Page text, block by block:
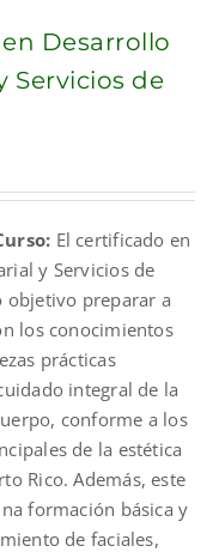
Desarrollo
Servicios de
El certificado en
y Servicios de
objetivo preparar a
los conocimientos
prácticas
integral de la
conforme a los
de la estética
Rico. Además, este
formación básica y
de faciales,